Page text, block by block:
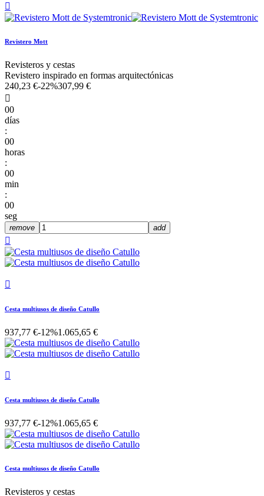

Revistero Mott
Revisteros y cestas
Revistero inspirado en formas arquitectónicas
240,23 €-22%307,99 €

00
días
:
00
horas
:
00
min
:
00
seg
remove add


Cesta multiusos de diseño Catullo
937,77 €-12%1.065,65 €

Cesta multiusos de diseño Catullo
937,77 €-12%1.065,65 €
Cesta multiusos de diseño Catullo
Revisteros y cestas